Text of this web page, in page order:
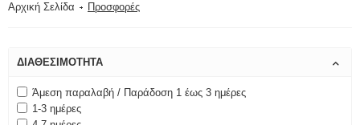
Αρχική Σελίδα Προσφορές
ΔΙΑΘΕΣΙΜΌΤΗΤΑ
Άμεση παραλαβή / Παράδοση 1 έως 3 ημέρες
1-3 ημέρες